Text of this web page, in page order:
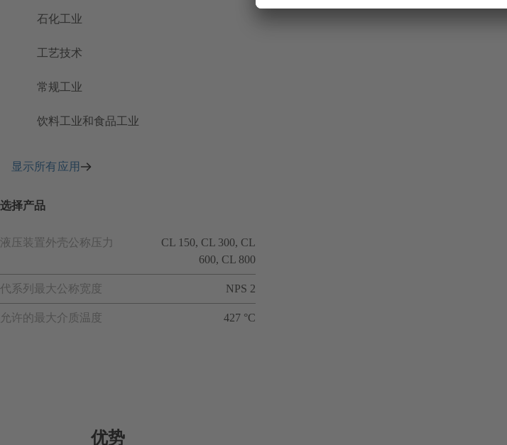
石化工业
工艺技术
常规工业
饮料工业和食品工业
显示所有应用
选择产品
液压装置外壳公称压力
CL 150, CL 300, CL
600, CL 800
代系列最大公称宽度 NPS 2
允许的最大介质温度 427 °C
优势